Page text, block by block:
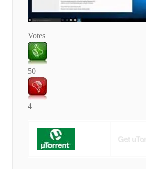
Votes
50
4
Get